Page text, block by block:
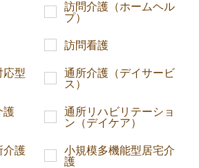
訪問介護（ホームヘル
プ）
訪問看護
応型
通所介護（デイサービ
ス）
護
通所リハビリテーショ
ン（デイケア）
介護
小規模多機能型居宅介
護